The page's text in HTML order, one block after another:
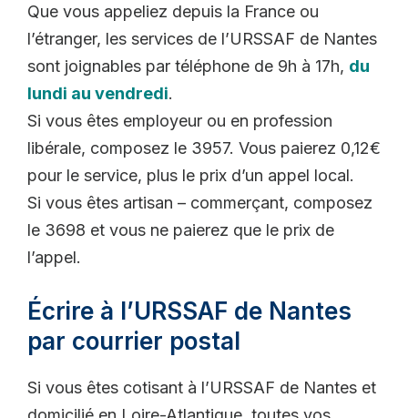
Que vous appeliez depuis la France ou
l’étranger, les services de l’URSSAF de Nantes
sont joignables par téléphone de 9h à 17h, du
lundi au vendredi.
Si vous êtes employeur ou en profession
libérale, composez le 3957. Vous paierez 0,12€
pour le service, plus le prix d’un appel local.
Si vous êtes artisan – commerçant, composez
le 3698 et vous ne paierez que le prix de
l’appel.
Écrire à l’URSSAF de Nantes
par courrier postal
Si vous êtes cotisant à l’URSSAF de Nantes et